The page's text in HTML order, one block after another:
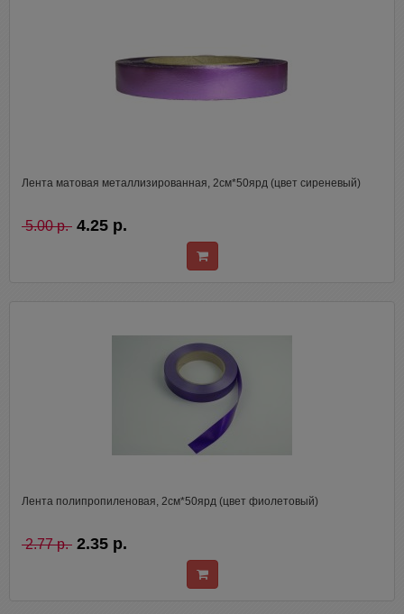
Лента матовая металлизированная, 2см*50ярд (цвет сиреневый)
5.00 р. 4.25 р.
Лента полипропиленовая, 2см*50ярд (цвет фиолетовый)
2.77 р. 2.35 р.